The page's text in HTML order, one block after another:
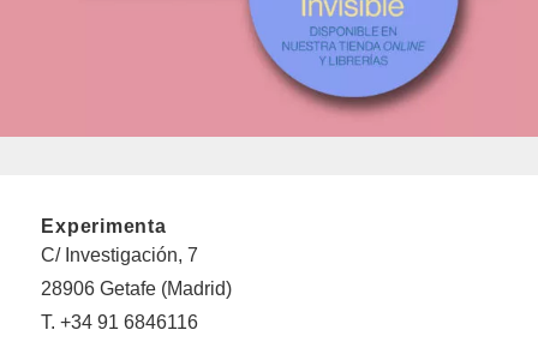
Experimenta
C/ Investigación, 7
28906 Getafe (Madrid)
T. +34 91 6846116